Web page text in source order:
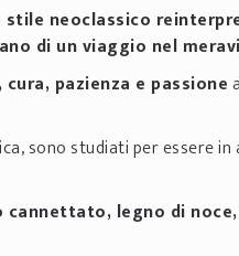
stile neoclassico
di un viaggio nel
pazienza e passione
sono studiati per essere
legno di